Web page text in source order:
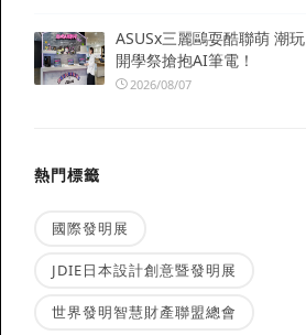
ASUSx三麗鷗耍酷聯萌 潮玩
開學祭搶抱AI筆電！
2026/08/07
熱門標籤
國際發明展
JDIE日本設計創意暨發明展
世界發明智慧財產聯盟總會